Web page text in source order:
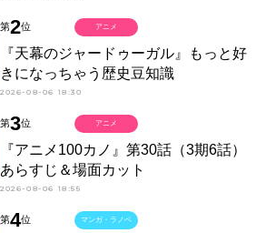
第2位
『天幕のジャードゥーガル』もっと好
きになっちゃう歴史豆知識
2026-08-06 18:30
アニメ
第3位
『アニメ100カノ』第30話（3期6話）
あらすじ＆場面カット
2026-08-06 18:55
アニメ
第4位 マンガ・ラノベ